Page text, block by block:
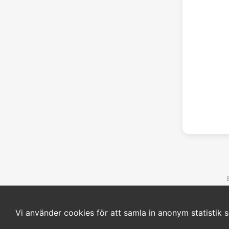
Vi använder cookies för att samla in anonym